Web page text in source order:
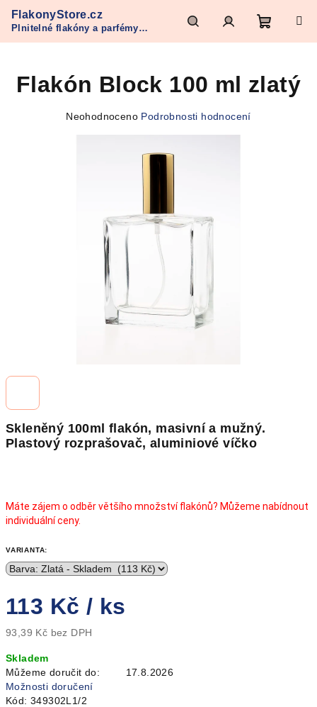
obsah
FlakonyStore.cz
Plnitelné flakóny a parfémy
Refan
HledatPřihlášeníNákupní
košík
Skleněný 100ml flakón, masivní a mužný.
Plastový rozprašovač, aluminiové víčko
Máte zájem o odběr většího množství flakónů? Můžeme nabídnout
individuální ceny.
VARIANTA:
113 Kč / ks
93,39 Kč bez DPH
cena:
Skladem
Můžeme doručit do:
17.8.2026
Možnosti doručení
Kód: 349302L1/2
Flakón Block 100 ml zlatý
Průměrné
hvězdiček.
Neohodnoceno Podrobnosti hodnocení